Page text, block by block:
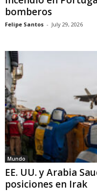
bomberos
Felipe Santos - July 29, 2026
Mundo
EE. UU. y Arabia
posiciones en Irak